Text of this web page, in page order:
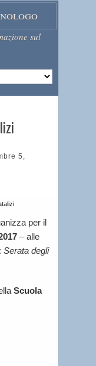
sul
5,
per il
– alle
Serata degli
Scuola